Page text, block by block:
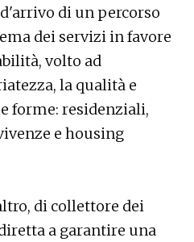
di un percorso
dei servizi in favore
volto ad
la qualità e
forme: residenziali,
e housing
di collettore dei
a garantire una